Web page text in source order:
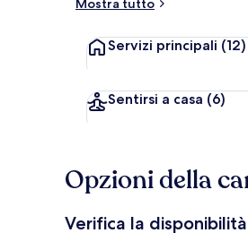
Mostra tutto
Servizi principali (12)
Sentirsi a casa (6)
Opzioni della
Verifica la